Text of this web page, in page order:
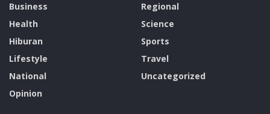
Business
Health
Hiburan
Lifestyle
National
Opinion
Regional
Science
Sports
Travel
Uncategorized